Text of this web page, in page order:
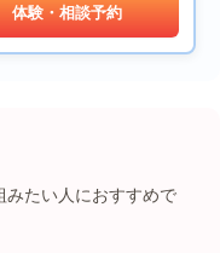
体験・相談予約
みたい人におすすめで